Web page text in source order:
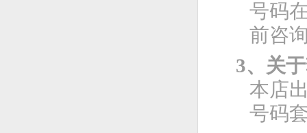
号码
前咨
3、关
本店
号码